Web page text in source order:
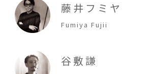
藤井フミヤ
Fumiya Fujii
谷敷謙